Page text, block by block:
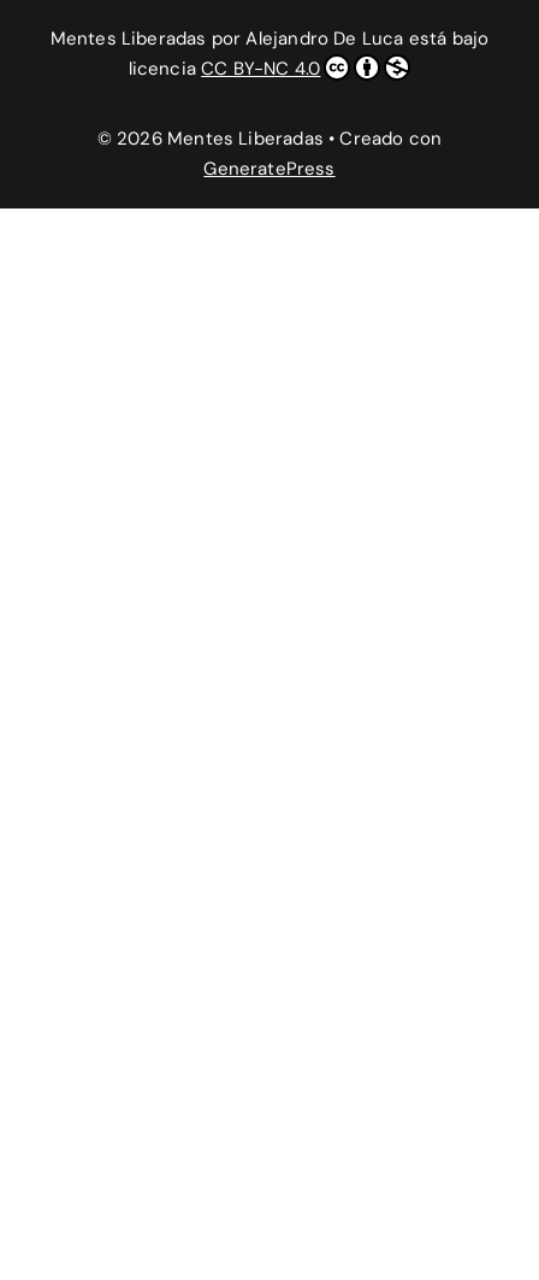
Mentes Liberadas porAlejandro De Luca está bajo
licenciaCC BY-NC 4.0
© 2026 Mentes Liberadas • Creado con
GeneratePress